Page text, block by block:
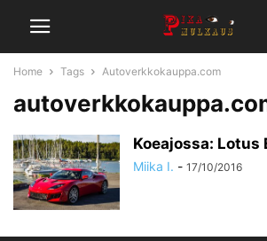
Home Tags Autoverkkokauppa.com
Koeajossa: Lotus
Miika I. - 17/10/2016